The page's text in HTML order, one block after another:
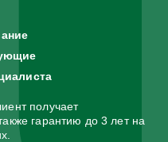
получает
гарантию до 3 лет на